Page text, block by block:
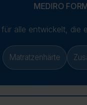
MEDIRO
alle entwickelt, die
Matratzenhärte